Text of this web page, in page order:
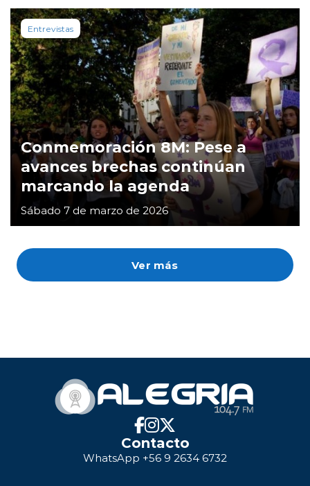
Ver más
Entrevistas
Conmemoración 8M: Pese a
avances brechas continúan
marcando la agenda
Sábado 7 de marzo de 2026
Contacto
WhatsApp +56 9 2634 6732